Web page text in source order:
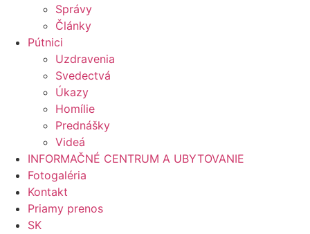
Správy
Články
Pútnici
Uzdravenia
Svedectvá
Úkazy
Homílie
Prednášky
Videá
INFORMAČNÉ CENTRUM A UBYTOVANIE
Fotogaléria
Kontakt
Priamy prenos
SK